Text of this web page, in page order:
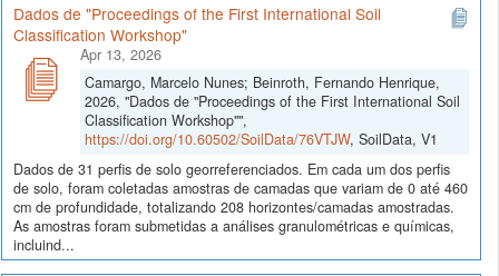
Dados de "Proceedings of the First International Soil
Classification Workshop"
Apr 13, 2026
Camargo, Marcelo Nunes; Beinroth, Fernando Henrique,
2026, "Dados de "Proceedings of the First International Soil
Classification Workshop"",
https://doi.org/10.60502/SoilData/76VTJW, SoilData, V1
Dados de 31 perfis de solo georreferenciados. Em cada um dos perfis
de solo, foram coletadas amostras de camadas que variam de 0 até 460
cm de profundidade, totalizando 208 horizontes/camadas amostradas.
As amostras foram submetidas a análises granulométricas e químicas,
incluind...